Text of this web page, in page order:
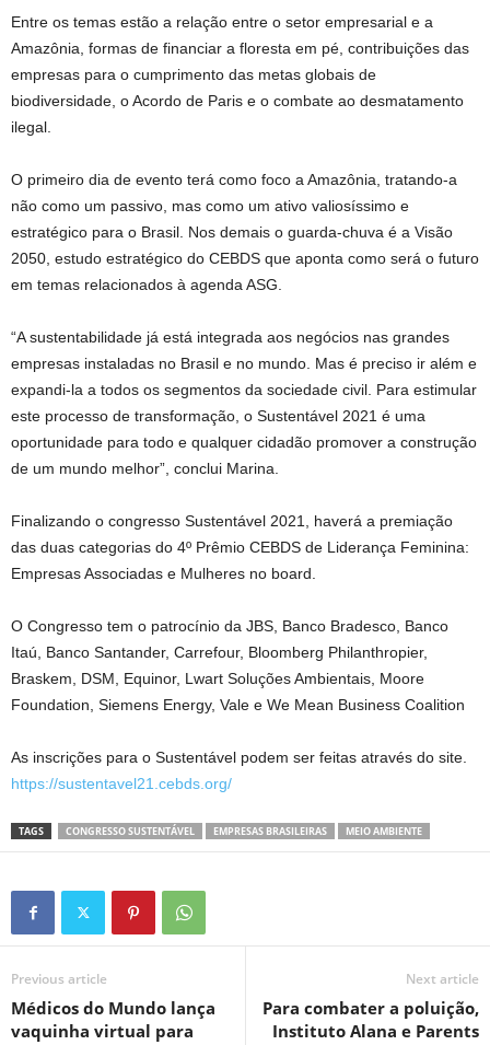
Entre os temas estão a relação entre o setor empresarial e a
Amazônia, formas de financiar a floresta em pé, contribuições das
empresas para o cumprimento das metas globais de
biodiversidade, o Acordo de Paris e o combate ao desmatamento
ilegal.
O primeiro dia de evento terá como foco a Amazônia, tratando-a
não como um passivo, mas como um ativo valiosíssimo e
estratégico para o Brasil. Nos demais o guarda-chuva é a Visão
2050, estudo estratégico do CEBDS que aponta como será o futuro
em temas relacionados à agenda ASG.
“A sustentabilidade já está integrada aos negócios nas grandes
empresas instaladas no Brasil e no mundo. Mas é preciso ir além e
expandi-la a todos os segmentos da sociedade civil. Para estimular
este processo de transformação, o Sustentável 2021 é uma
oportunidade para todo e qualquer cidadão promover a construção
de um mundo melhor”, conclui Marina.
Finalizando o congresso Sustentável 2021, haverá a premiação
das duas categorias do 4º Prêmio CEBDS de Liderança Feminina:
Empresas Associadas e Mulheres no board.
O Congresso tem o patrocínio da JBS, Banco Bradesco, Banco
Itaú, Banco Santander, Carrefour, Bloomberg Philanthropier,
Braskem, DSM, Equinor, Lwart Soluções Ambientais, Moore
Foundation, Siemens Energy, Vale e We Mean Business Coalition
As inscrições para o Sustentável podem ser feitas através do site.
https://sustentavel21.cebds.org/
TAGS CONGRESSO SUSTENTÁVEL EMPRESAS BRASILEIRAS MEIO AMBIENTE
Previous article
Médicos do Mundo lança
vaquinha virtual para
Next article
Para combater a poluição,
Instituto Alana e Parents